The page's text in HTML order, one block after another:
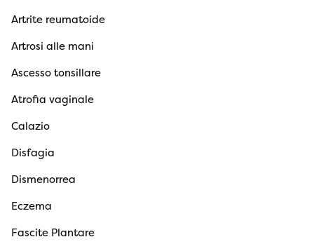
Artrite reumatoide
Artrosi alle mani
Ascesso tonsillare
Atrofia vaginale
Calazio
Disfagia
Dismenorrea
Eczema
Fascite Plantare